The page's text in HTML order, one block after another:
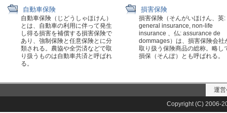
自動車保険
自動車保険（じどうしゃほけん）
とは、自動車の利用に伴って発生
し得る損害を補償する損害保険で
あり、強制保険と任意保険とに分
類される。農協や全労済などで取
り扱うものは自動車共済と呼ばれ
る。
損害保険
損害保険（そんがいほけん、英:
general insurance, non-life
insurance 、仏: assurance de
dommages）は、損害保険会社
取り扱う保険商品の総称。略し
損保（そんぽ）とも呼ばれる。
運
Copyright (C) 2006-